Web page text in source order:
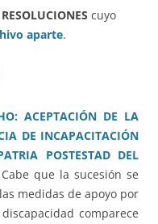
cuyo
aparte.
ACEPTACIÓN DE LA
DE INCAPACITACIÓN
POSTESTAD DEL
Cabe que la sucesión se
medidas de apoyo por
comparece